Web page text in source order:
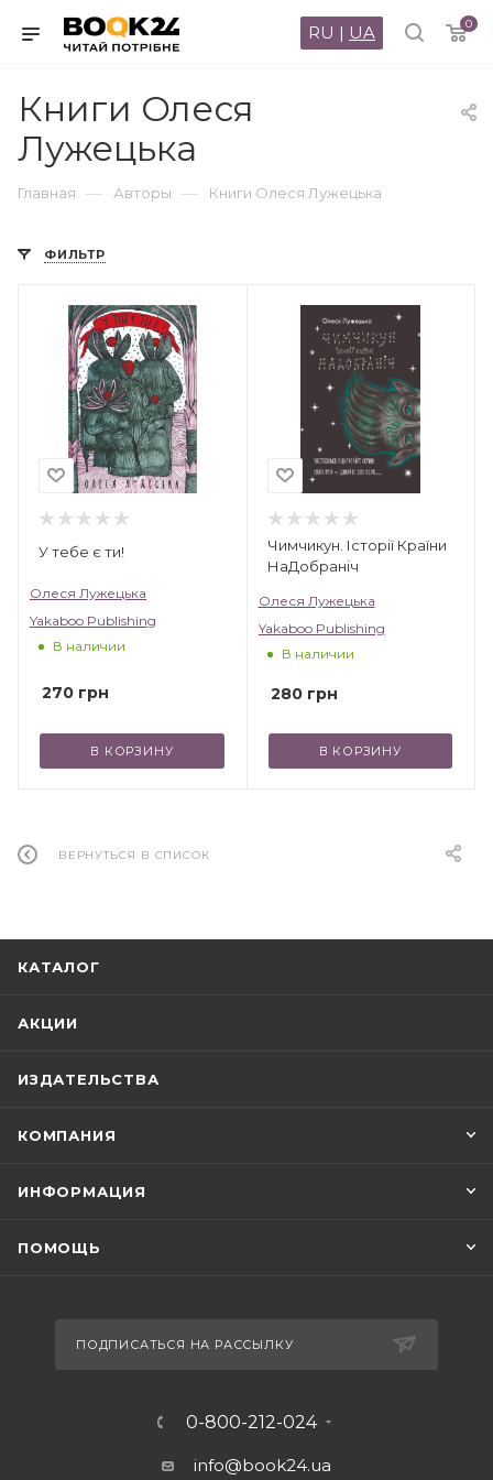
0
RU | UA
Книги Олеся
Лужецька
Главная — Авторы — Книги Олеся Лужецька
ФИЛЬТР
У тебе є ти!
Олеся Лужецька
Yakaboo Publishing
В наличии
270 грн
В КОРЗИНУ
Чимчикун. Історії Країни
НаДобраніч
Олеся Лужецька
Yakaboo Publishing
В наличии
280грн
В КОРЗИНУ
ВЕРНУТЬСЯ В СПИСОК
КАТАЛОГ
АКЦИИ
ИЗДАТЕЛЬСТВА
КОМПАНИЯ
ИНФОРМАЦИЯ
ПОМОЩЬ
ПОДПИСАТЬСЯ НА РАССЫЛКУ
0-800-212-024
info@book24.ua